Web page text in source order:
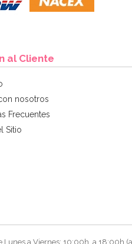
al Cliente
nosotros
Frecuentes
Sitio
Lunes a Viernes: 10:00h. a 18:00h